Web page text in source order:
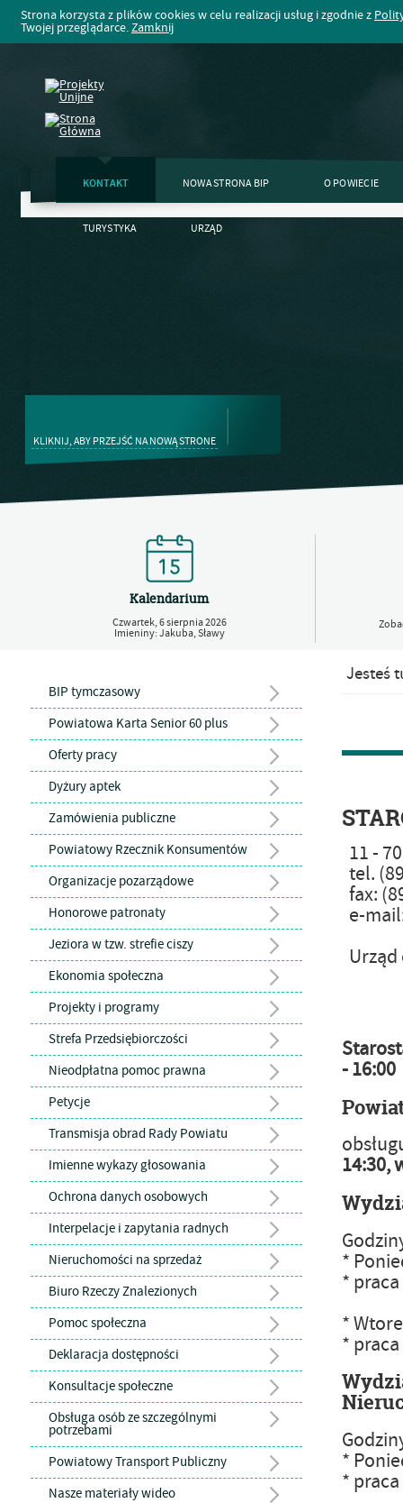
Strona korzysta z plików cookies w celu realizacji usług i zgodnie z
Twojej przeglądarce.Zamknij
KONTAKT NOWA STRONA BIP O POWIECIE
TURYSTYKA URZĄD
KLIKNIJ, ABY PRZEJŚĆ NA NOWĄ STRONE
Kalendarium
Czwartek,6sierpnia2026
Imieniny: Jakuba, Sławy
BIP tymczasowy
Powiatowa Karta Senior 60 plus
Oferty pracy
Dyżury aptek
Zamówienia publiczne
Powiatowy Rzecznik Konsumentów
Organizacje pozarządowe
Honorowe patronaty
Jeziora w tzw. strefie ciszy
Ekonomia społeczna
Projekty i programy
Strefa Przedsiębiorczości
Nieodpłatna pomoc prawna
Petycje
Transmisja obrad Rady Powiatu
Imienne wykazy głosowania
Ochrona danych osobowych
Interpelacje i zapytania radnych
Nieruchomości na sprzedaż
Biuro Rzeczy Znalezionych
Pomoc społeczna
Deklaracja dostępności
Konsultacje społeczne
Obsługa osób ze szczególnymi
potrzebami
Powiatowy Transport Publiczny
Nasze materiały wideo
Jesteś
11 -
tel.
fax:
e-
Urząd
- 16:00
14:30,
*
*
*
*
*
*